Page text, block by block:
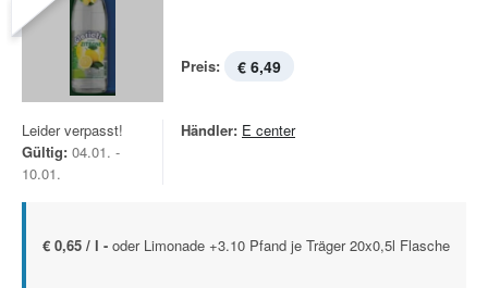
Preis: € 6,49
Leider verpasst!
Gültig: 04.01. -
10.01.
Händler: E center
€ 0,65 / l - oder Limonade +3.10 Pfand je Träger 20x0,5l Flasche